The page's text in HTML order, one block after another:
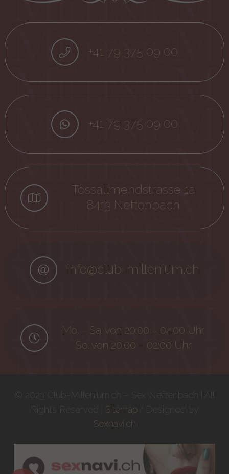
+41 79 375 09 00
+41 79 375 09 00
Tössallmendstrasse 1a
8413 Neftenbach
info@club-millenium.ch
Mo. – Sa. von 20:00 – 04:00 Uhr
So. von 20:00 – 02:00 Uhr
Sitemap
Sexnavi.ch